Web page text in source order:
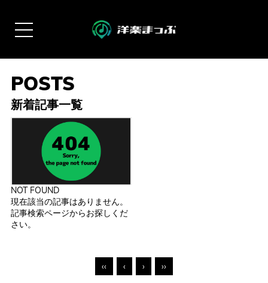
新着記事一覧
NOT FOUND
現在該当の記事はありません。
記事検索ページからお探しくだ
さい。
‹‹ ‹ › ››